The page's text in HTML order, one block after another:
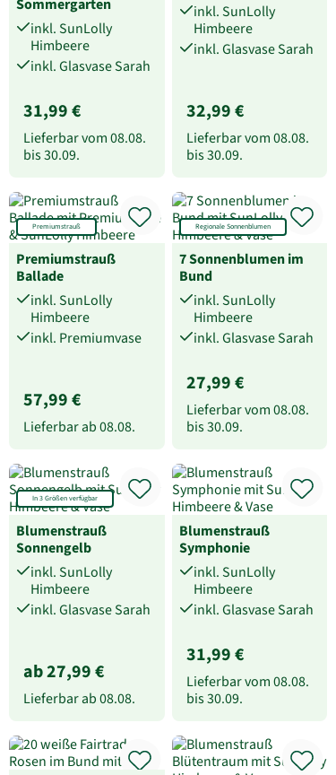
Sommergarten
inkl. SunLolly
Himbeere
inkl. Glasvase Sarah
31,99 €
Lieferbar vom08.08.
bis30.09.
inkl. SunLolly
Himbeere
inkl. Glasvase Sarah
32,99 €
Lieferbar vom08.08.
bis30.09.
Premiumstrauß
Premiumstrauß
Ballade
inkl. SunLolly
Himbeere
inkl. Premiumvase
57,99 €
Lieferbar ab08.08.
Regionale Sonnenblumen
7 Sonnenblumen im
Bund
inkl. SunLolly
Himbeere
inkl. Glasvase Sarah
27,99 €
Lieferbar vom08.08.
bis30.09.
In 3 Größen verfügbar
Blumenstrauß
Sonnengelb
inkl. SunLolly
Himbeere
inkl. Glasvase Sarah
ab 27,99 €
Lieferbar ab08.08.
Blumenstrauß
Symphonie
inkl. SunLolly
Himbeere
inkl. Glasvase Sarah
31,99 €
Lieferbar vom08.08.
bis30.09.